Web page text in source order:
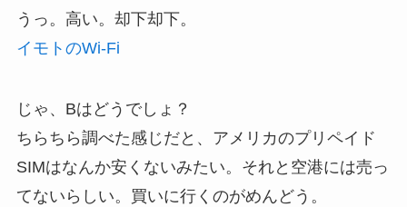
うっ。高い。却下却下。
イモトのWi-Fi
じゃ、Bはどうでしょ？
ちらちら調べた感じだと、アメリカのプリペイド
SIMはなんか安くないみたい。それと空港には売っ
てないらしい。買いに行くのがめんどう。